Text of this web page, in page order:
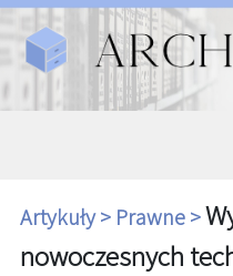
Artykuły > Prawne >
nowoczesnych